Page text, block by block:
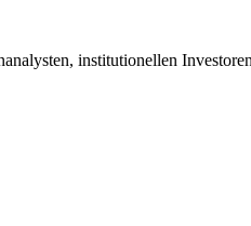
institutionellen